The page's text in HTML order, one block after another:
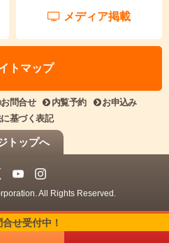
メディア掲載
トマップ
せ受付中！
問合せ 内覧予約
お申込み
基づく表記
トップへ
All Rights Reserved.